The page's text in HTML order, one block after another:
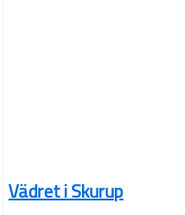
Vädret i Skurup